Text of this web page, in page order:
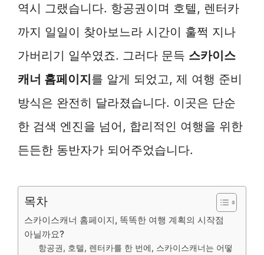
역시 그랬습니다. 항공권이며 호텔, 렌터카
까지 일일이 찾아보느라 시간이 훌쩍 지나
가버리기 일쑤였죠. 그러다 문득 스카이스
캐너 홈페이지를 알게 되었고, 제 여행 준비
방식은 완전히 달라졌습니다. 이곳은 단순
한 검색 엔진을 넘어, 합리적인 여행을 위한
든든한 동반자가 되어주었습니다.
목차
스카이스캐너 홈페이지, 똑똑한 여행 계획의 시작점
아닐까요?
항공권, 호텔, 렌터카를 한 번에, 스카이스캐너는 어떻